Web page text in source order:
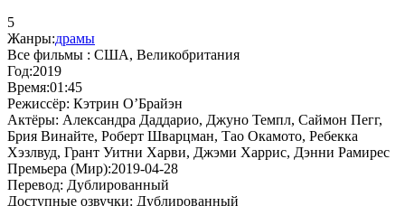
5
Жанры:драмы
Все фильмы : США, Великобритания
Год:2019
Время:01:45
Режиссёр: Кэтрин О’Брайэн
Актёры: Александра Даддарио, Джуно Темпл, Саймон Пегг,
Брия Винайте, Роберт Шварцман, Тао Окамото, Ребекка
Хэзлвуд, Грант Уитни Харви, Джэми Харрис, Дэнни Рамирес
Премьера (Мир):2019-04-28
Перевод: Дублированный
Доступные озвучки: Дублированный